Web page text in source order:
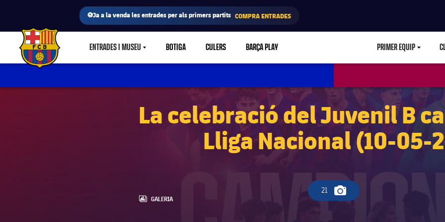
⚽Ja a la venda les entrades per als primers partits COMPRA ENTRADES
FC Barcelona club badge ENTRADES I MUSEULABEL.SHARE.CARETDOWN
BOTIGA CULERS BARÇA PLAY PRIMER EQUIP
La celebració del Juvenil B
Lliga Nacional (10-05-
21
Icona de càmera
LABEL.ARIA.GALLERY
GALERIA